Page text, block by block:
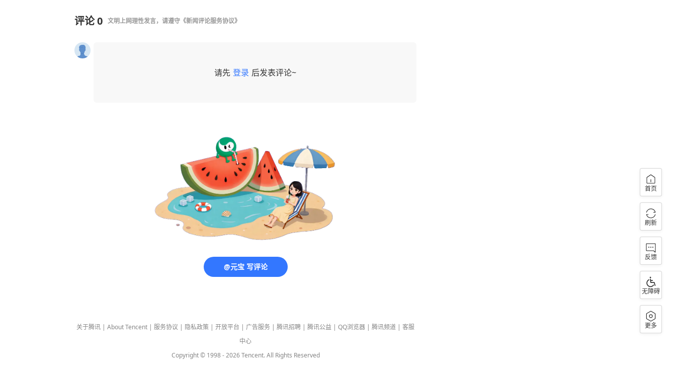
评论0 文明上网理性发言，请遵守 《新闻评论服务协议》
请先 登录 后发表评论~
@元宝 写评论
关于腾讯 | About Tencent | 服务协议 | 隐私政策 | 开放平台 | 广告服务 | 腾讯招聘 | 腾讯公益 | QQ浏览器 | 腾讯频道 | 客服
中心
Copyright © 1998 -2026Tencent. All Rights Reserved
首页
刷新
反馈
无障碍
更多